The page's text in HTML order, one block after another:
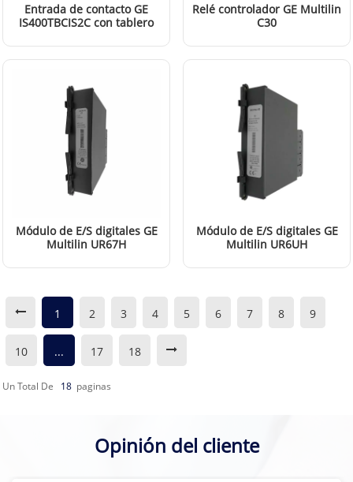
Entrada de contacto GE
IS400TBCIS2C con tablero
aislamiento de grupo
LEER MÁS
Relé controlador GE Multilin
C30
LEER MÁS
Módulo de E/S digitales GE
Multilin UR67H
LEER MÁS
Módulo de E/S digitales GE
Multilin UR6UH
LEER MÁS
1 2 3 4 5 6 7 8 9
10 ... 17 18
Un Total De 18 Paginas
Opinión del cliente